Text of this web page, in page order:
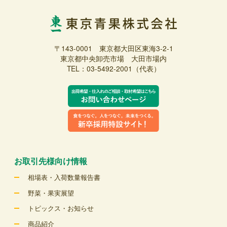
〒143-0001 東京都大田区東海3-2-1
東京都中央卸売市場 大田市場内
TEL：03-5492-2001（代表）
お取引先様向け情報
相場表・入荷数量報告書
野菜・果実展望
トピックス・お知らせ
商品紹介